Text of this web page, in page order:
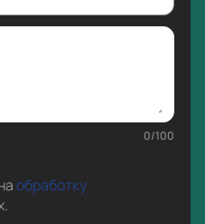
0/100
обработку
.